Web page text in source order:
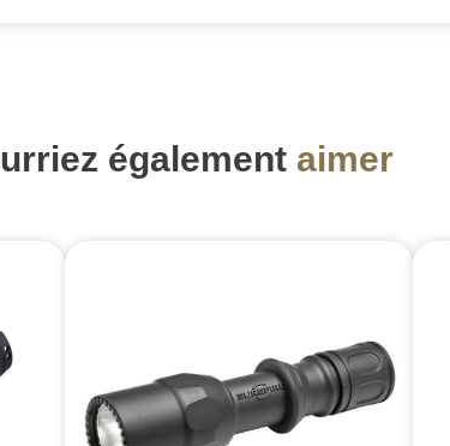
également aimer